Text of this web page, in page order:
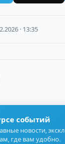
· 13:35
событий
новости,
где вам удобно.